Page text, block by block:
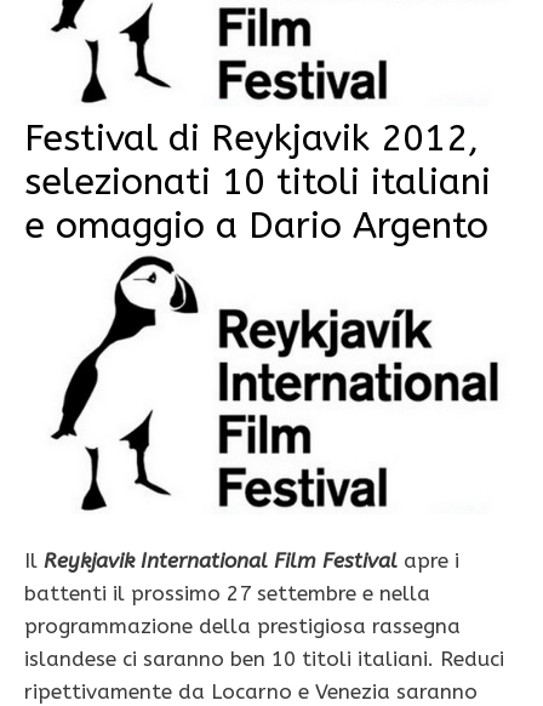
Festival di Reykjavik 2012,
selezionati 10 titoli italiani
e omaggio a Dario Argento
Il Reykjavik International Film Festival apre i
battenti il prossimo 27 settembre e nella
programmazione della prestigiosa rassegna
islandese ci saranno ben 10 titoli italiani. Reduci
ripettivamente da Locarno e Venezia saranno